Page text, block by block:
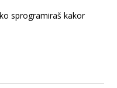
sprogramiraš kakor